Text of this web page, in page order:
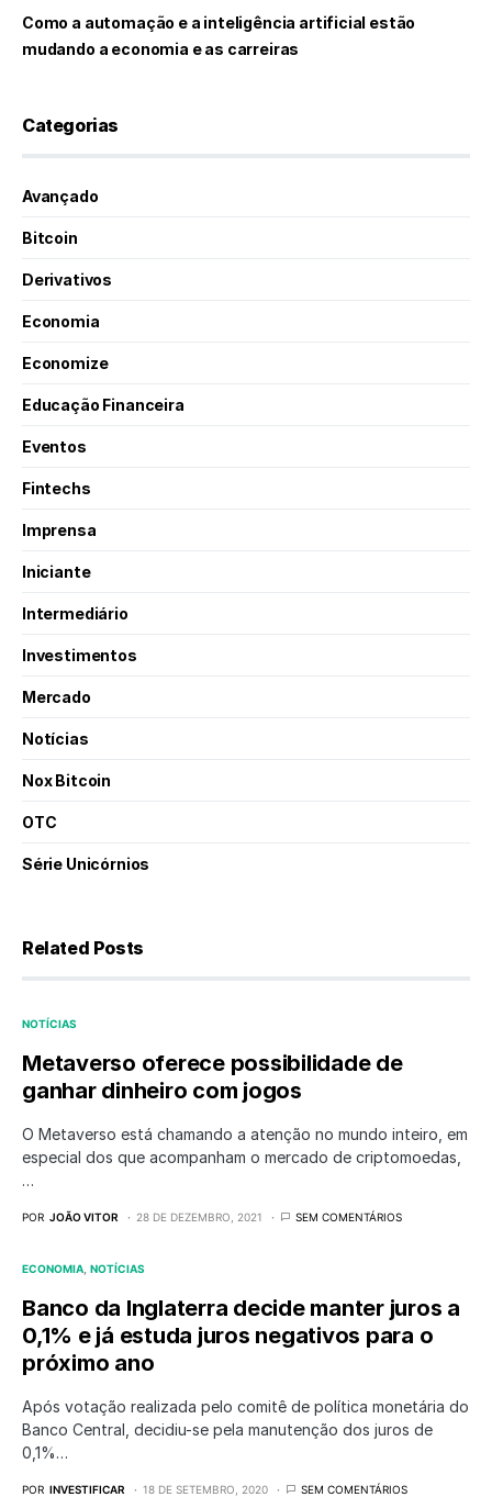
Como a automação e a inteligência artificial estão
mudando a economia e as carreiras
Categorias
Avançado
Bitcoin
Derivativos
Economia
Economize
Educação Financeira
Eventos
Fintechs
Imprensa
Iniciante
Intermediário
Investimentos
Mercado
Notícias
Nox Bitcoin
OTC
Série Unicórnios
Related Posts
NOTÍCIAS
Metaverso oferece possibilidade de
ganhar dinheiro com jogos
O Metaverso está chamando a atenção no mundo inteiro, em
especial dos que acompanham o mercado de criptomoedas,
…
POR JOÃO VITOR 28 DE DEZEMBRO, 2021 SEM COMENTÁRIOS
ECONOMIA NOTÍCIAS
Banco da Inglaterra decide manter juros a
0,1% e já estuda juros negativos para o
próximo ano
Após votação realizada pelo comitê de política monetária do
Banco Central, decidiu-se pela manutenção dos juros de
0,1%…
POR INVESTIFICAR 18 DE SETEMBRO, 2020 SEM COMENTÁRIOS